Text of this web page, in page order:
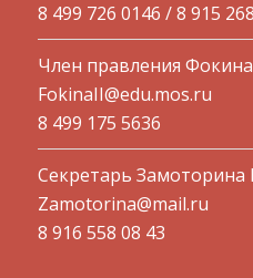
8 499 726 0146 / 8 915
Член правления
FokinaII@edu.mos.ru
8 499 175 5636
Секретарь
Zamotorina@mail.ru
8 916 558 08 43